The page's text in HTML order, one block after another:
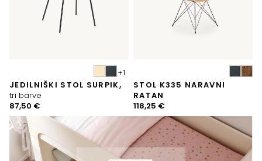
JEDILNIŠKI STOL SURPIK,
tri barve
87,50 €
STOL K335 NARAVNI
RATAN
118,25 €